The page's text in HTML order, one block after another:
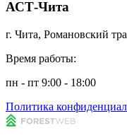
АСТ-Чита
г. Чита, Романовский
Время работы:
пн - пт 9:00 - 18:00
Политика